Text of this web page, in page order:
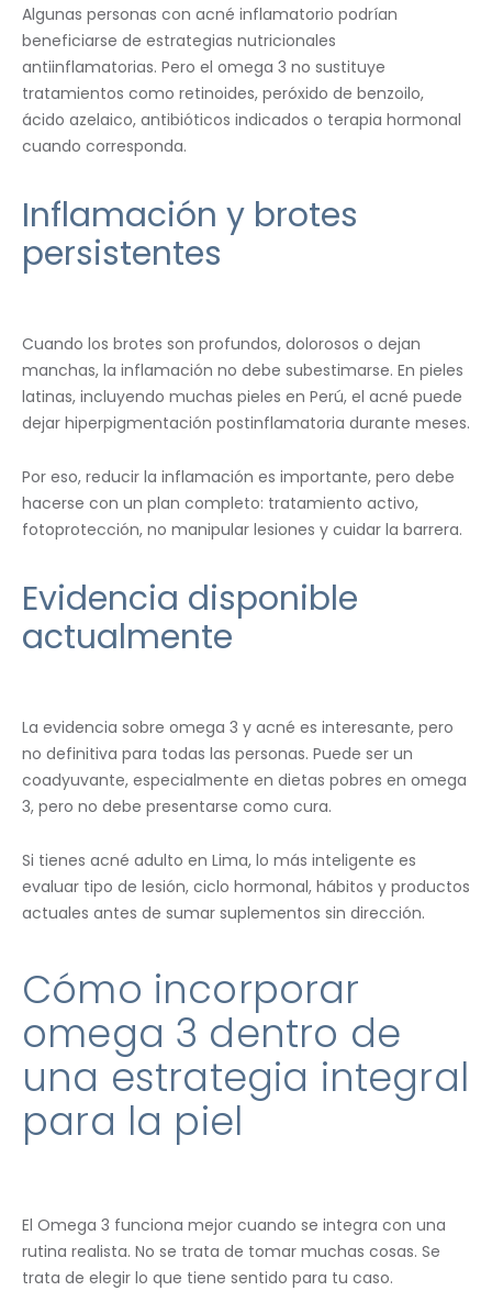
Algunas personas con acné inflamatorio podrían
beneficiarse de estrategias nutricionales
antiinflamatorias. Pero el omega 3 no sustituye
tratamientos como retinoides, peróxido de benzoilo,
ácido azelaico, antibióticos indicados o terapia hormonal
cuando corresponda.
Inflamación y brotes
persistentes
Cuando los brotes son profundos, dolorosos o dejan
manchas, la inflamación no debe subestimarse. En pieles
latinas, incluyendo muchas pieles en Perú, el acné puede
dejar hiperpigmentación postinflamatoria durante meses.
Por eso, reducir la inflamación es importante, pero debe
hacerse con un plan completo: tratamiento activo,
fotoprotección, no manipular lesiones y cuidar la barrera.
Evidencia disponible
actualmente
La evidencia sobre omega 3 y acné es interesante, pero
no definitiva para todas las personas. Puede ser un
coadyuvante, especialmente en dietas pobres en omega
3, pero no debe presentarse como cura.
Si tienes acné adulto en Lima, lo más inteligente es
evaluar tipo de lesión, ciclo hormonal, hábitos y productos
actuales antes de sumar suplementos sin dirección.
Cómo incorporar
omega 3 dentro de
una estrategia integral
para la piel
El Omega 3 funciona mejor cuando se integra con una
rutina realista. No se trata de tomar muchas cosas. Se
trata de elegir lo que tiene sentido para tu caso.